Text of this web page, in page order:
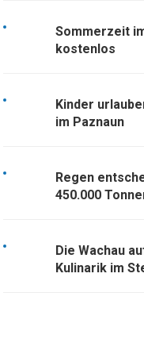
Sommerzeit
kostenlos
Kinder
im Paznaun
Regen
450.000
Die Wachau
Kulinarik im